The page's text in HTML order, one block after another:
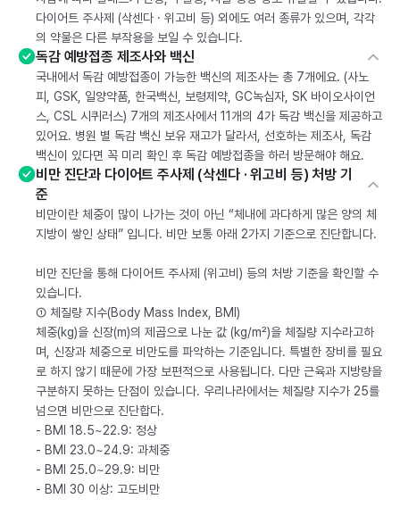
다이어트 주사제 (삭센다 · 위고비 등) 외에도 여러 종류가 있으며, 각각
의 약물은 다른 부작용을 보일 수 있습니다.
독감 예방접종 제조사와 백신
국내에서 독감 예방접종이 가능한 백신의 제조사는 총 7개에요. (사노
피, GSK, 일양약품, 한국백신, 보령제약, GC녹십자, SK 바이오사이언
스, CSL 시퀴러스) 7개의 제조사에서 11개의 4가 독감 백신을 제공하고
있어요. 병원 별 독감 백신 보유 재고가 달라서, 선호하는 제조사, 독감
백신이 있다면 꼭 미리 확인 후 독감 예방접종을 하러 방문해야 해요.
비만 진단과 다이어트 주사제 (삭센다 · 위고비 등) 처방 기
준
비만이란 체중이 많이 나가는 것이 아닌 “체내에 과다하게 많은 양의 체
지방이 쌓인 상태” 입니다. 비만 보통 아래 2가지 기준으로 진단합니다.
비만 진단을 통해 다이어트 주사제 (위고비) 등의 처방 기준을 확인할 수
있습니다.
① 체질량 지수(Body Mass Index, BMI)
체중(kg)을 신장(m)의 제곱으로 나눈 값 (kg/m²)을 체질량 지수라고하
며, 신장과 체중으로 비만도를 파악하는 기준입니다. 특별한 장비를 필요
로 하지 않기 때문에 가장 보편적으로 사용됩니다. 다만 근육과 지방량을
구분하지 못하는 단점이 있습니다. 우리나라에서는 체질량 지수가 25를
넘으면 비만으로 진단합다.
- BMI 18.5~22.9: 정상
- BMI 23.0~24.9: 과체중
- BMI 25.0~29.9: 비만
- BMI 30 이상: 고도비만